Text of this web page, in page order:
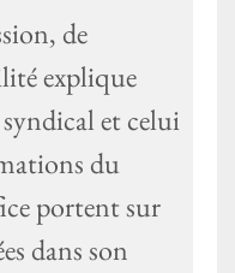
de
explique
syndical et celui
du
portent sur
dans son